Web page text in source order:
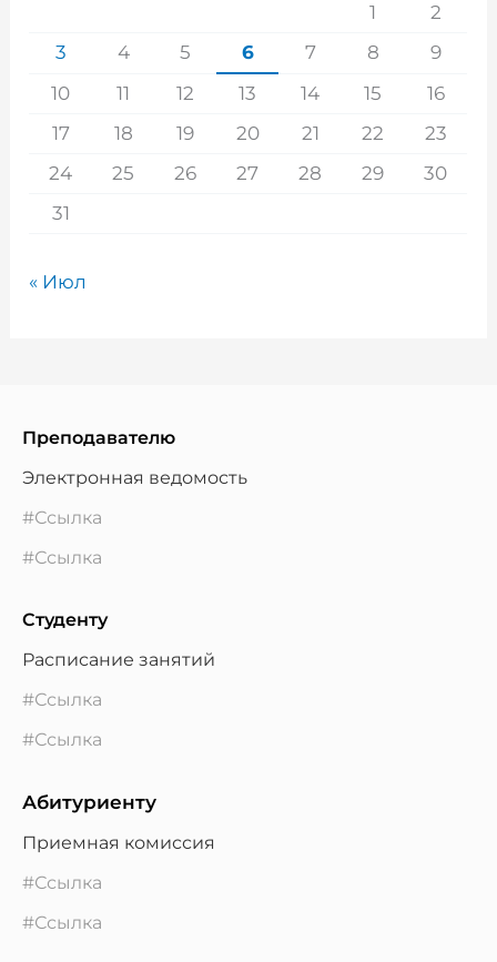
1
2
3
4 5 6 7 8
9
10
11 12 13 14 15
16
17
18 19 20 21 22
23
24
25 26 27 28 29
30
31
« Июл
Преподавателю
Электронная ведомость
#Ссылка
#Ссылка
Студенту
Расписание занятий
#Ссылка
#Ссылка
Абитуриенту
Приемная комиссия
#Ссылка
#Ссылка